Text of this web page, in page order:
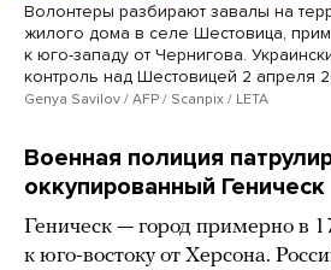
Волонтеры разбирают завалы на
жилого дома в селе Шестовица,
к юго-западу от Чернигова.
контроль над Шестовицей 2 апреля
Genya Savilov / AFP / Scanpix / LETA
Военная полиция
оккупированный Геническ
Геническ — город примерно в
к юго-востоку от Херсона.